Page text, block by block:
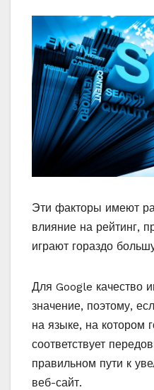
Эти факторы имеют
влияние на рейтинг,
играют гораздо
Для Google качество
значение, поэтому,
на языке, на котором
соответствует
правильном пути к
веб-сайт.